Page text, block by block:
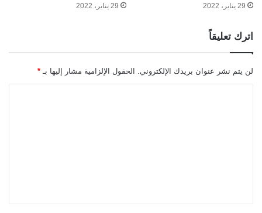
29 يناير، 2022 29 يناير، 2022
اترك تعليقاً
لن يتم نشر عنوان بريدك الإلكتروني. الحقول الإلزامية مشار إليها بـ *